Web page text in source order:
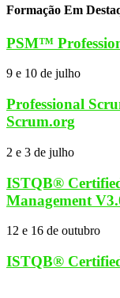
Formação Em
PSM™
9 e 10 de julho
Professional
Scrum.org
2 e 3 de julho
ISTQB®
Management
12 e 16 de outubro
ISTQB®